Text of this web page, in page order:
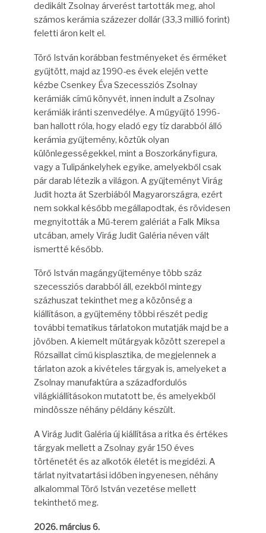
dedikált Zsolnay árverést tartották meg, ahol
számos kerámia százezer dollár (33,3 millió forint)
feletti áron kelt el.
Törő István korábban festményeket és érméket
gyűjtött, majd az 1990-es évek elején vette
kézbe Csenkey Éva Szecessziós Zsolnay
kerámiák című könyvét, innen indult a Zsolnay
kerámiák iránti szenvedélye. A műgyűjtő 1996-
ban hallott róla, hogy eladó egy tíz darabból álló
kerámia gyűjtemény, köztük olyan
különlegességekkel, mint a Boszorkányfigura,
vagy a Tulipánkelyhek egyike, amelyekből csak
pár darab létezik a világon. A gyűjteményt Virág
Judit hozta át Szerbiából Magyarországra, ezért
nem sokkal később megállapodtak, és rövidesen
megnyitották a Mű-terem galériát a Falk Miksa
utcában, amely Virág Judit Galéria néven vált
ismertté később.
Törő István magángyűjteménye több száz
szecessziós darabból áll, ezekből mintegy
százhuszat tekinthet meg a közönség a
kiállításon, a gyűjtemény többi részét pedig
további tematikus tárlatokon mutatják majd be a
jövőben. A kiemelt műtárgyak között szerepel a
Rózsaillat című kisplasztika, de megjelennek a
tárlaton azok a kivételes tárgyak is, amelyeket a
Zsolnay manufaktúra a századfordulós
világkiállításokon mutatott be, és amelyekből
mindössze néhány példány készült.
A Virág Judit Galéria új kiállítása a ritka és értékes
tárgyak mellett a Zsolnay gyár 150 éves
történetét és az alkotók életét is megidézi. A
tárlat nyitvatartási időben ingyenesen, néhány
alkalommal Törő István vezetése mellett
tekinthető meg.
2026. március 6.